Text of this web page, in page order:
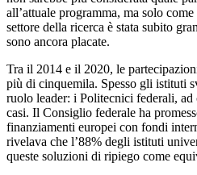
all’attuale programma, ma solo
settore della ricerca è stata subito
sono ancora placate.
Tra il 2014 e il 2020, le
più di cinquemila. Spesso gli istituti
ruolo leader: i Politecnici federali, ad
casi. Il Consiglio federale ha
finanziamenti europei con fondi
rivelava che l’88% degli istituti
queste soluzioni di ripiego come